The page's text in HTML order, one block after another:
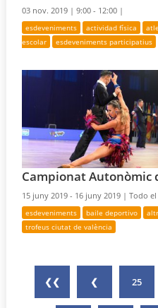
03 nov. 2019 |9:00 - 12:00 |
esdeveniments actividad física
escolar
esdeveniments participatius
Campionat Autonòmic
15 juny 2019 - 16 juny 2019 |Todo
esdeveniments baile deportivo
trofeus ciutat de valència
❮❮ ❮ 25